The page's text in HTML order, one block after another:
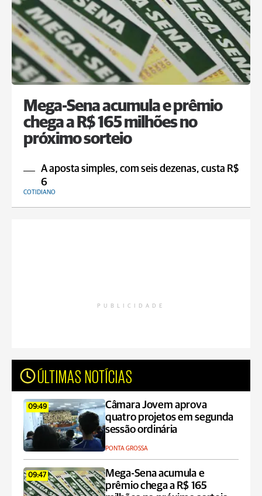
Mega-Sena acumula e prêmio
chega a R$ 165 milhões no
próximo sorteio
A aposta simples, com seis dezenas, custa R$
6
COTIDIANO
PUBLICIDADE
ÚLTIMAS NOTÍCIAS
09:49
Câmara Jovem aprova
quatro projetos em segunda
sessão ordinária
PONTA GROSSA
09:47
Mega-Sena acumula e
prêmio chega a R$ 165